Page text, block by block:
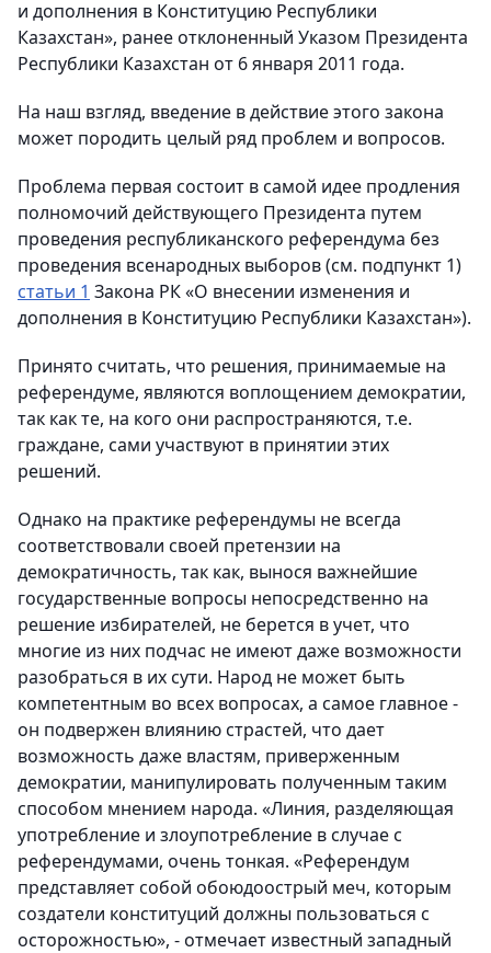
и дополнения в Конституцию Республики
Казахстан», ранее отклоненный Указом Президента
Республики Казахстан от 6 января 2011 года.
На наш взгляд, введение в действие этого закона
может породить целый ряд проблем и вопросов.
Проблема первая состоит в самой идее продления
полномочий действующего Президента путем
проведения республиканского референдума без
проведения всенародных выборов (см. подпункт 1)
статьи 1 Закона РК «О внесении изменения и
дополнения в Конституцию Республики Казахстан»).
Принято считать, что решения, принимаемые на
референдуме, являются воплощением демократии,
так как те, на кого они распространяются, т.е.
граждане, сами участвуют в принятии этих
решений.
Однако на практике референдумы не всегда
соответствовали своей претензии на
демократичность, так как, вынося важнейшие
государственные вопросы непосредственно на
решение избирателей, не берется в учет, что
многие из них подчас не имеют даже возможности
разобраться в их сути. Народ не может быть
компетентным во всех вопросах, а самое главное -
он подвержен влиянию страстей, что дает
возможность даже властям, приверженным
демократии, манипулировать полученным таким
способом мнением народа. «Линия, разделяющая
употребление и злоупотребление в случае с
референдумами, очень тонкая. «Референдум
представляет собой обоюдоострый меч, которым
создатели конституций должны пользоваться с
осторожностью», - отмечает известный западный